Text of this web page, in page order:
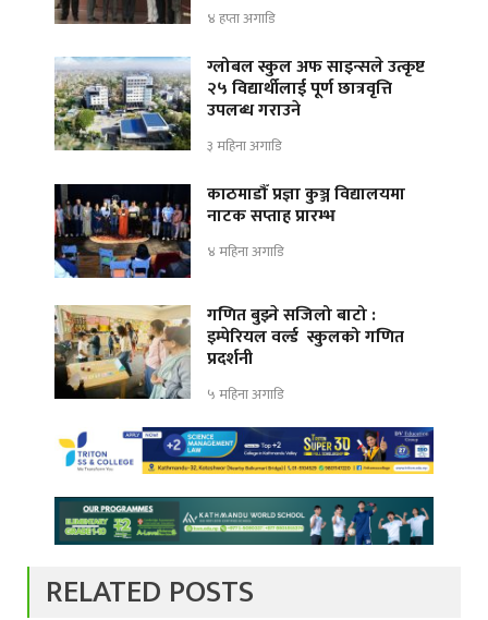
४ हप्ता अगाडि
ग्लोबल स्कुल अफ साइन्सले उत्कृष्ट
२५ विद्यार्थीलाई पूर्ण छात्रवृत्ति
उपलब्ध गराउने
३ महिना अगाडि
काठमाडौँ प्रज्ञा कुञ्ज विद्यालयमा
नाटक सप्ताह प्रारम्भ
४ महिना अगाडि
गणित बुझ्ने सजिलो बाटो :
इम्पेरियल वर्ल्ड स्कुलको गणित
प्रदर्शनी
५ महिना अगाडि
RELATED POSTS